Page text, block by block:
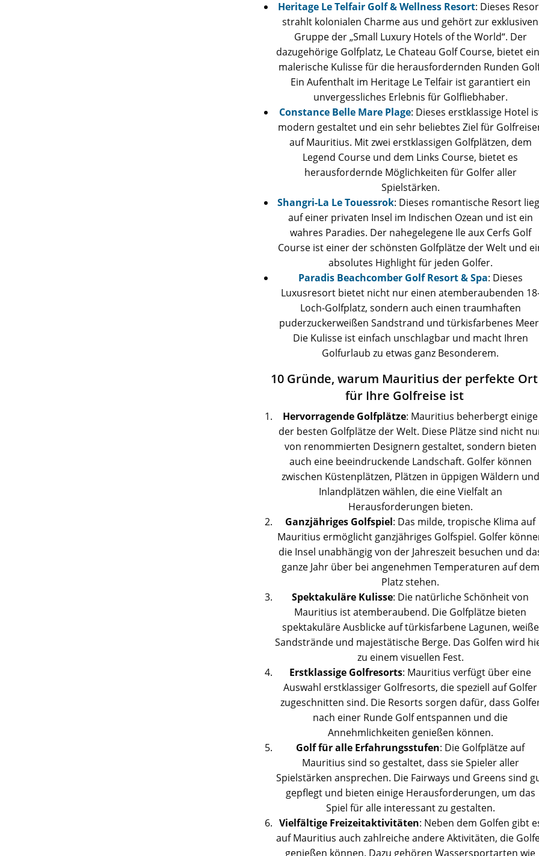
Heritage Le Telfair Golf & Wellness Resort: Dieses
strahlt kolonialen Charme aus und gehört zur exklusiven
Gruppe der „Small Luxury Hotels of the World“. Der
dazugehörige Golfplatz, Le Chateau Golf Course, bietet
malerische Kulisse für die herausfordernden Runden
Ein Aufenthalt im Heritage Le Telfair ist garantiert ein
unvergessliches Erlebnis für Golfliebhaber.
Constance Belle Mare Plage: Dieses erstklassige Hotel
modern gestaltet und ein sehr beliebtes Ziel für
auf Mauritius. Mit zwei erstklassigen Golfplätzen, dem
Legend Course und dem Links Course, bietet es
herausfordernde Möglichkeiten für Golfer aller
Spielstärken.
Shangri-La Le Touessrok: Dieses romantische Resort
auf einer privaten Insel im Indischen Ozean und ist ein
wahres Paradies. Der nahegelegene Ile aux Cerfs Golf
Course ist einer der schönsten Golfplätze der Welt und
absolutes Highlight für jeden Golfer.
Paradis Beachcomber Golf Resort & Spa: Dieses
Luxusresort bietet nicht nur einen atemberaubenden
Loch-Golfplatz, sondern auch einen traumhaften
puderzuckerweißen Sandstrand und türkisfarbenes
Die Kulisse ist einfach unschlagbar und macht Ihren
Golfurlaub zu etwas ganz Besonderem.
10 Gründe, warum Mauritius der perfekte Ort
für Ihre Golfreise ist
Hervorragende Golfplätze: Mauritius beherbergt einige
der besten Golfplätze der Welt. Diese Plätze sind nicht
von renommierten Designern gestaltet, sondern bieten
auch eine beeindruckende Landschaft. Golfer können
zwischen Küstenplätzen, Plätzen in üppigen Wäldern und
Inlandplätzen wählen, die eine Vielfalt an
Herausforderungen bieten.
Ganzjähriges Golfspiel: Das milde, tropische Klima auf
Mauritius ermöglicht ganzjähriges Golfspiel. Golfer
die Insel unabhängig von der Jahreszeit besuchen und
ganze Jahr über bei angenehmen Temperaturen auf dem
Platz stehen.
Spektakuläre Kulisse: Die natürliche Schönheit von
Mauritius ist atemberaubend. Die Golfplätze bieten
spektakuläre Ausblicke auf türkisfarbene Lagunen, weiße
Sandstrände und majestätische Berge. Das Golfen wird
zu einem visuellen Fest.
Erstklassige Golfresorts: Mauritius verfügt über eine
Auswahl erstklassiger Golfresorts, die speziell auf Golfer
zugeschnitten sind. Die Resorts sorgen dafür, dass
nach einer Runde Golf entspannen und die
Annehmlichkeiten genießen können.
Golf für alle Erfahrungsstufen: Die Golfplätze auf
Mauritius sind so gestaltet, dass sie Spieler aller
Spielstärken ansprechen. Die Fairways und Greens sind
gepflegt und bieten einige Herausforderungen, um das
Spiel für alle interessant zu gestalten.
Vielfältige Freizeitaktivitäten: Neben dem Golfen gibt
auf Mauritius auch zahlreiche andere Aktivitäten, die
genießen können. Dazu gehören Wassersportarten wie